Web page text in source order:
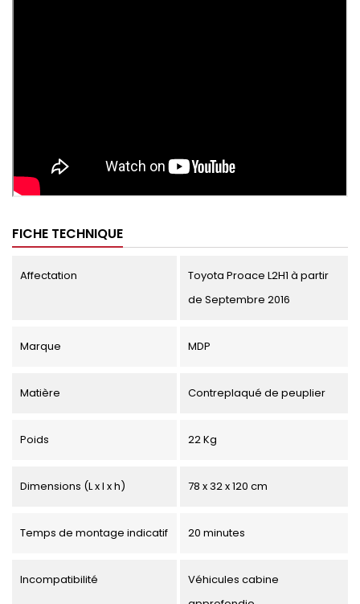
FICHE TECHNIQUE
Affectation
Toyota Proace L2H1 à partir
de Septembre 2016
Marque MDP
Matière Contreplaqué de peuplier
Poids 22 Kg
Dimensions (L x l x h) 78 x 32 x 120 cm
Temps de montage indicatif 20 minutes
Incompatibilité
Véhicules cabine